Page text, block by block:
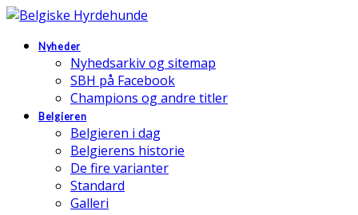
Nyheder
Nyhedsarkiv og sitemap
SBH på Facebook
Champions og andre titler
Belgieren
Belgieren i dag
Belgierens historie
De fire varianter
Standard
Galleri